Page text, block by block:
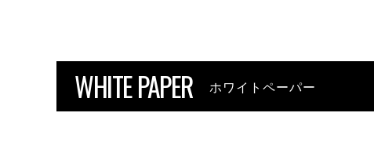
WHITE PAPER ホワイトペーパー